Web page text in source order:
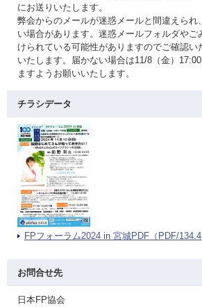
にお送りいたします。
弊会からのメールが迷惑メールと間違えられ
い場合があります。迷惑メールフォルダやご
けられている可能性がありますのでご確認い
いたします。届かない場合は11/8（金）
ますようお願いいたします。
チラシデータ
FPフォーラム2024 in 宮城PDF（PDF/
お問合せ先
日本FP協会